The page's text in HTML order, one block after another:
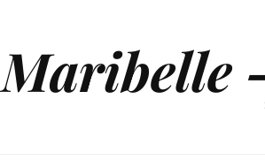
Maribelle